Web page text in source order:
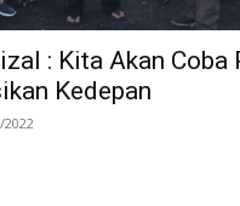
: Kita Akan Coba
Kedepan
2022